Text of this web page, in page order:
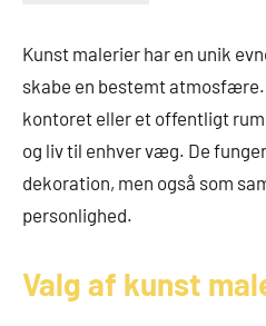
Kunst malerier har en unik
skabe en bestemt atmosfære.
kontoret eller et offentligt
og liv til enhver væg. De
dekoration, men også som
personlighed.
Valg af kunst